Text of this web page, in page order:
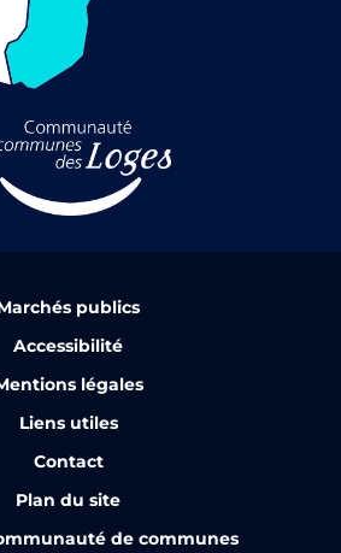
publics
Accessibilité
légales
Liens utiles
Contact
Plan du site
de communes